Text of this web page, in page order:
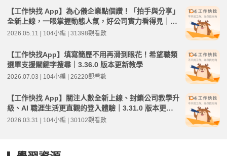
【工作快找 App】為心儀企業點個讚！「拍手與分享」
全新上線，一眼掌握動態人氣，好公司實力看得見｜3.
33.0 版本更新教學
2026.05.11 | 104小編 | 31398觀看數
【工作快找App】填寫簡歷不用再滑到眼花！希望職類
選單支援關鍵字搜尋｜3.36.0 版本更新教學
2026.07.03 | 104小編 | 26220觀看數
【工作快找 App】關注人數全新上線、封鎖公司教學升
級、AI 職涯生活更直觀的登入體驗｜3.31.0 版本更新
教學
2026.03.31 | 104小編 | 30102觀看數